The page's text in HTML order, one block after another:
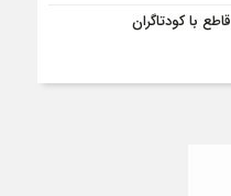
با کودتاگران